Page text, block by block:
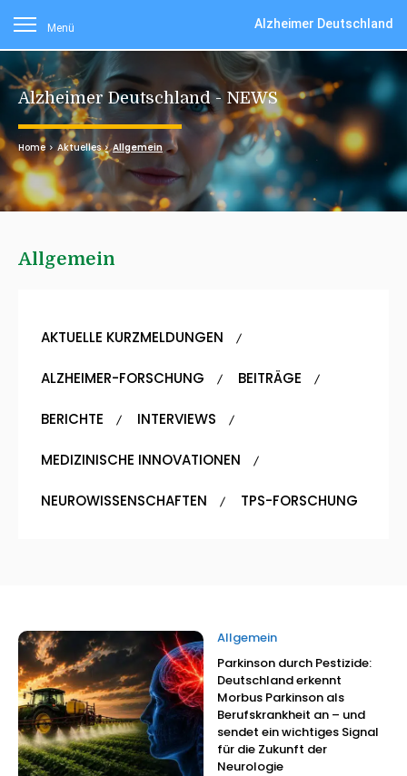
Alzheimer Deutschland - NEWS
Home Aktuelles Allgemein
Allgemein
AKTUELLE KURZMELDUNGEN
ALZHEIMER-FORSCHUNG BEITRÄGE
BERICHTE INTERVIEWS
MEDIZINISCHE INNOVATIONEN
NEUROWISSENSCHAFTEN TPS-FORSCHUNG
Allgemein
Parkinson durch Pestizide:
Deutschland erkennt
Morbus Parkinson als
Berufskrankheit an – und
sendet ein wichtiges Signal
für die Zukunft der
Neurologie
Menü Alzheimer Deutschland